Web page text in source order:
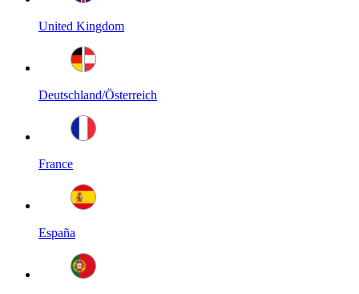
United Kingdom
Deutschland/Österreich
France
España